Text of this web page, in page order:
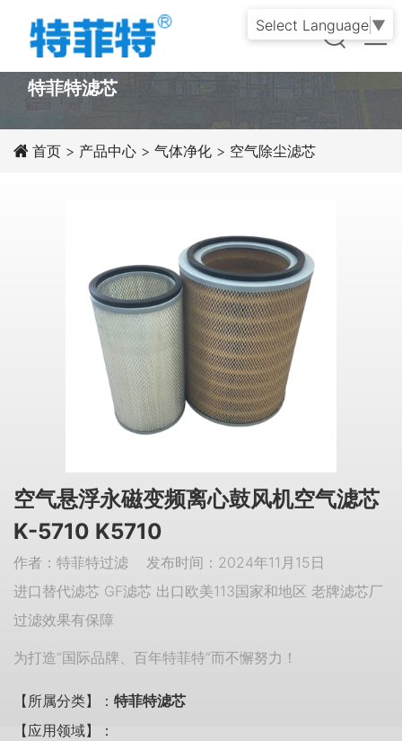
PRODUCT
特菲特滤芯
首页 > 产品中心 > 气体净化 > 空气除尘滤芯
空气悬浮永磁变频离心鼓风机空气滤芯
K-5710 K5710
作者：特菲特过滤 发布时间：2024年11月15日
进口替代滤芯 GF滤芯 出口欧美113国家和地区 老牌滤芯厂
过滤效果有保障
为打造“国际品牌、百年特菲特”而不懈努力！
【所属分类】： 特菲特滤芯
【应用领域】：
Select Language ▼